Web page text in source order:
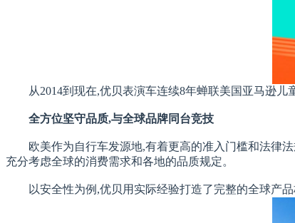
从2014到现在,优贝表演车连续8年蝉联美国亚马逊儿
全方位坚守品质,与全球品牌同台竞技
欧美作为自行车发源地,有着更高的准入门槛和法律
充分考虑全球的消费需求和各地的品质规定。
以安全性为例,优贝用实际经验打造了完整的全球产